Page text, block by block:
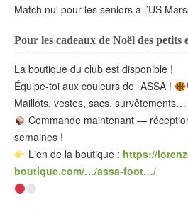
Match nul pour les seniors à l’US
Pour les cadeaux de Noël des petits
La boutique du club est disponible !
Équipe-toi aux couleurs de l’ASSA !
Maillots, vestes, sacs,
Commande maintenant —
semaines !
Lien de la boutique : https://
boutique.com/…/assa-foot…/